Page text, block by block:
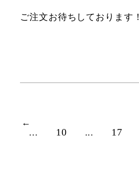
ご注文お待ちしております！
←
... 10 ... 17